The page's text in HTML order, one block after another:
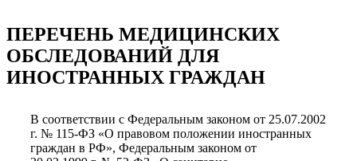
ПЕРЕЧЕНЬ МЕДИЦИНСКИХ
ОБСЛЕДОВАНИЙ ДЛЯ
ИНОСТРАННЫХ ГРАЖДАН
В соответствии с Федеральным законом от 25.07.2002
г. № 115-ФЗ «О правовом положении иностранных
граждан в РФ», Федеральным законом от